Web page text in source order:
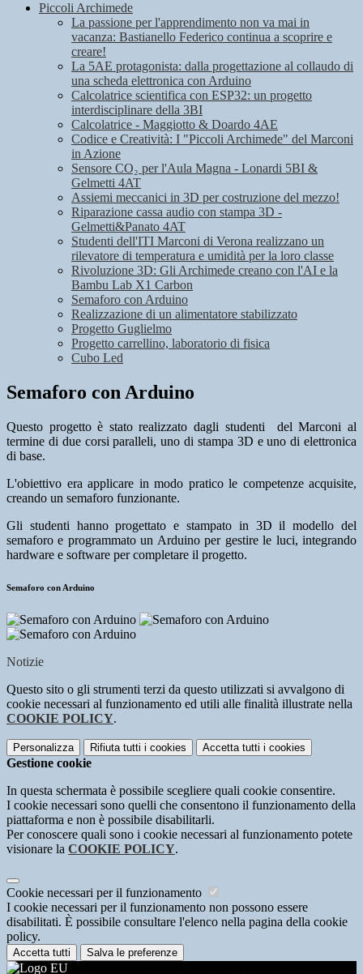
Piccoli Archimede
La passione per l'apprendimento non va mai in
vacanza: Bastianello Federico continua a scoprire e
creare!
La 5AE protagonista: dalla progettazione al collaudo di
una scheda elettronica con Arduino
Calcolatrice scientifica con ESP32: un progetto
interdisciplinare della 3BI
Calcolatrice - Maggiotto & Doardo 4AE
Codice e Creatività: I "Piccoli Archimede" del Marconi
in Azione
Sensore CO₂ per l'Aula Magna - Lonardi 5BI &
Gelmetti 4AT
Assiemi meccanici in 3D per costruzione del mezzo!
Riparazione cassa audio con stampa 3D -
Gelmetti&Panato 4AT
Studenti dell'ITI Marconi di Verona realizzano un
rilevatore di temperatura e umidità per la loro classe
Rivoluzione 3D: Gli Archimede creano con l'AI e la
Bambu Lab X1 Carbon
Semaforo con Arduino
Realizzazione di un alimentatore stabilizzato
Progetto Guglielmo
Progetto carrellino, laboratorio di fisica
Cubo Led
Semaforo con Arduino
Questo progetto è stato realizzato dagli studenti del Marconi al
termine di due corsi paralleli, uno di stampa 3D e uno di elettronica
di base.
L'obiettivo era applicare in modo pratico le competenze acquisite,
creando un semaforo funzionante.
Gli studenti hanno progettato e stampato in 3D il modello del
semaforo e programmato un Arduino per gestire le luci, integrando
hardware e software per completare il progetto.
Semaforo con Arduino
Notizie
Questo sito o gli strumenti terzi da questo utilizzati si avvalgono di
cookie necessari al funzionamento ed utili alle finalità illustrate nella
COOKIE POLICY.
Personalizza Rifiuta tutti i cookies Accetta tutti i cookies
Gestione cookie
In questa schermata è possibile scegliere quali cookie consentire.
I cookie necessari sono quelli che consentono il funzionamento della
piattaforma e non è possibile disabilitarli.
Per conoscere quali sono i cookie necessari al funzionamento potete
visionare la COOKIE POLICY.
Cookie necessari per il funzionamento
I cookie necessari per il funzionamento non possono essere
disabilitati. È possibile consultare l'elenco nella pagina della cookie
policy.
Accetta tutti Salva le preferenze